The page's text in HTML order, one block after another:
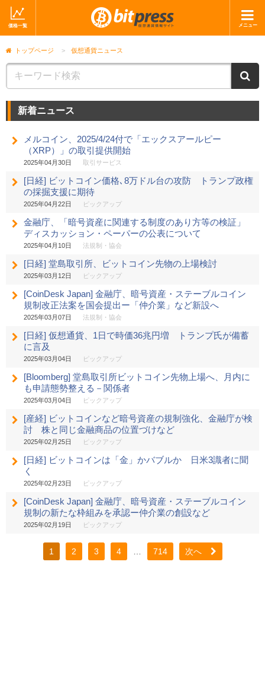
価格一覧 メニュー
ホーム
取引会社
ショップ
トップページ > 仮想通貨ニュース
新着ニュース
メルコイン、2025/4/24付で「エックスアールピー
（XRP）」の取引提供開始
2025年04月30日 取引サービス
[日経] ビットコイン価格､8万ドル台の攻防 トランプ政権
の採掘支援に期待
2025年04月22日 ピックアップ
金融庁、「暗号資産に関連する制度のあり方等の検証」
ディスカッション・ペーパーの公表について
2025年04月10日 法規制・協会
[日経] 堂島取引所、ビットコイン先物の上場検討
2025年03月12日 ピックアップ
[CoinDesk Japan] 金融庁、暗号資産・ステーブルコイン
規制改正法案を国会提出ー「仲介業」など新設へ
2025年03月07日 法規制・協会
[日経] 仮想通貨、1日で時価36兆円増 トランプ氏が備蓄
に言及
2025年03月04日 ピックアップ
[Bloomberg] 堂島取引所ビットコイン先物上場へ、月内に
も申請態勢整える－関係者
2025年03月04日 ピックアップ
[産経] ビットコインなど暗号資産の規制強化、金融庁が検
討 株と同じ金融商品の位置づけなど
2025年02月25日 ピックアップ
[日経] ビットコインは「金」かバブルか 日米3識者に聞
く
2025年02月23日 ピックアップ
[CoinDesk Japan] 金融庁、暗号資産・ステーブルコイン
規制の新たな枠組みを承認ー仲介業の創設など
2025年02月19日 ピックアップ
1 2 3 4 714 次へ